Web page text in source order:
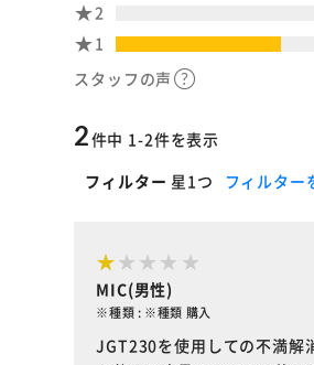
2
1
スタッフの声
2件中 1-2件を表示
フィルター 星1つ フィルター
MIC(男性)
※種類 : ※種類 購入
JGT230を使用しての不満解